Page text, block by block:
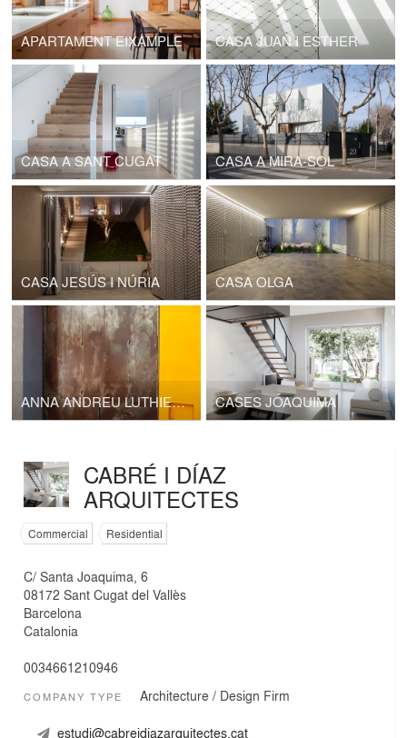
APARTAMENT EIXAMPLE CASA JUAN I ESTHER
CASA A SANT CUGAT CASA A MIRA-SOL
CASA JESÚS I NÚRIA CASA OLGA
ANNA ANDREU LUTHIER, GERARD DÍAZ ARQUETER www.artesansluthiers.cat CASES JOAQUIMA
CABRÉ I DÍAZ
ARQUITECTES
Commercial Residential
C/ Santa Joaquima, 6
08172 Sant Cugat del Vallès
Barcelona
Catalonia
0034661210946
COMPANY TYPE Architecture / Design Firm
estudi@cabreidiazarquitectes.cat